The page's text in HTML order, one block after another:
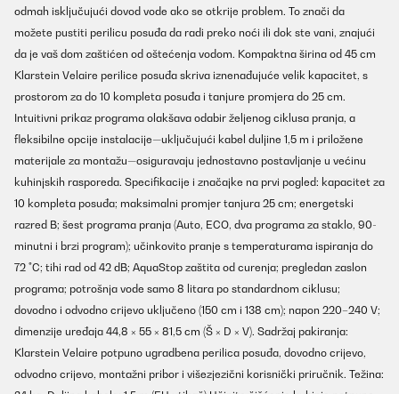
odmah isključujući dovod vode ako se otkrije problem. To znači da
možete pustiti perilicu posuđa da radi preko noći ili dok ste vani, znajući
da je vaš dom zaštićen od oštećenja vodom. Kompaktna širina od 45 cm
Klarstein Velaire perilice posuđa skriva iznenađujuće velik kapacitet, s
prostorom za do 10 kompleta posuđa i tanjure promjera do 25 cm.
Intuitivni prikaz programa olakšava odabir željenog ciklusa pranja, a
fleksibilne opcije instalacije—uključujući kabel duljine 1,5 m i priložene
materijale za montažu—osiguravaju jednostavno postavljanje u većinu
kuhinjskih rasporeda. Specifikacije i značajke na prvi pogled: kapacitet za
10 kompleta posuđa; maksimalni promjer tanjura 25 cm; energetski
razred B; šest programa pranja (Auto, ECO, dva programa za staklo, 90-
minutni i brzi program); učinkovito pranje s temperaturama ispiranja do
72 °C; tihi rad od 42 dB; AquaStop zaštita od curenja; pregledan zaslon
programa; potrošnja vode samo 8 litara po standardnom ciklusu;
dovodno i odvodno crijevo uključeno (150 cm i 138 cm); napon 220–240 V;
dimenzije uređaja 44,8 × 55 × 81,5 cm (Š × D × V). Sadržaj pakiranja:
Klarstein Velaire potpuno ugradbena perilica posuđa, dovodno crijevo,
odvodno crijevo, montažni pribor i višezjezični korisnički priručnik. Težina: